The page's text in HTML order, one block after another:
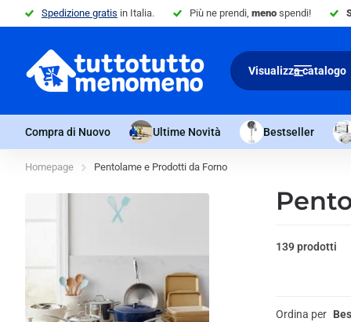
Spedizione gratis in Italia. Più ne prendi, meno spendi!
Visualizza catalogo
Compra di Nuovo Ultime Novità Bestseller
Homepage Pentolame e Prodotti da Forno
139 prodotti
Ordina per